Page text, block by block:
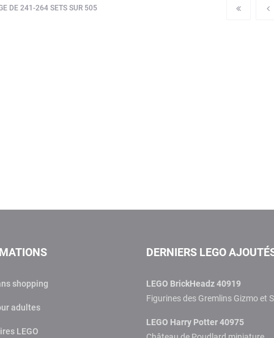
DE 241-264 SETS SUR 505
shopping
adultes
LEGO
DERNIERS LEGO
LEGO BrickHeadz 40919
Figurines des Gremlins Gizmo et
LEGO Harry Potter 40975